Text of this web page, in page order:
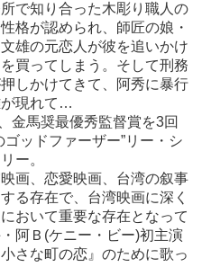
で知り合った木彫り職人の
格が認められ、師匠の娘・
雄の元恋人が彼を追いかけ
買ってしまう。そして刑務
しかけてきて、阿秀に暴行
が現れて…
金馬奨最優秀監督賞を3回
ッドファーザー”リー・シ
ー。
画、恋愛映画、台湾の叙事
る存在で、台湾映画に深く
おいて重要な存在となって
阿Ｂ(ケニー・ビー)初主演
さな町の恋』のために歌っ